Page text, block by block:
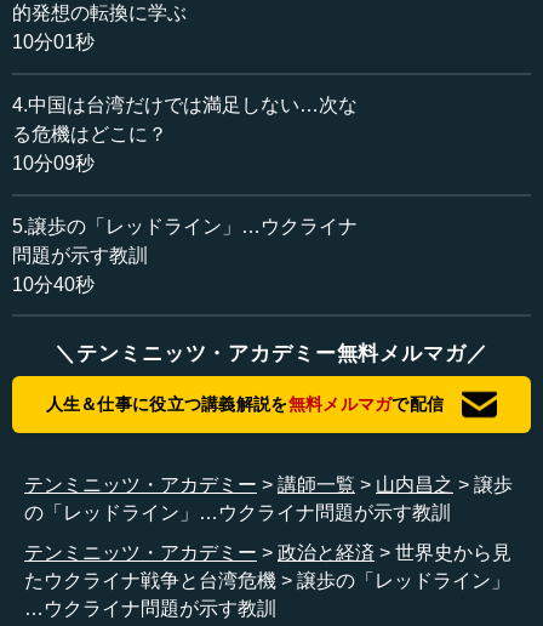
クライナは結束して支持を受けています。しかし、繰り言
かもしれませんが、せめてクリミア半島の占領の直後から
回の様子が違ったのではないかと思うのです。
これは日本においても、経済諸団体などや、あるいは日
本の中国へ進出している企業の腹のうちをもとより読むこ
とは、最終的にできません。しかし、また同時に企業倫理
として、彼ら自身がたいへん利益を享受しているところの
自由競争、あるいは民主化の原理というものがきちっとし
もと後発的に資本主義を起こした国はそうだったわけで
す。このあたりがスタンスとして分からないのが、他の日
本政府あるいは日本国民の一部ではないかと思うのです。
私自身がウクライナ有事、あるいはウクライナという離
れたところについて語るということは、それはある意味で
自分のさまざまな利益や存在の代償を伴うわけではありま
せん。しかし、台湾という、中国が大きく絡んで、そこに
おいてはっきりとした態度、あるいは立場というものをそ
れなりに迫られた場合にどうするのかというと、中国は日
的発想の転換に学ぶ
10分01秒
4.中国は台湾だけでは満足しない…次な
る危機はどこに？
10分09秒
5.譲歩の「レッドライン」…ウクライナ
問題が示す教訓
10分40秒
＼テンミニッツ・アカデミー無料メルマガ／
人生＆仕事に役立つ講義解説を無料メルマガで配信
テンミニッツ・アカデミー 講師一覧 山内昌之
譲歩
の「レッドライン」…ウクライナ問題が示す教訓
テンミニッツ・アカデミー
政治と経済
世界史から見
たウクライナ戦争と台湾危機
譲歩の「レッドライン」
…ウクライナ問題が示す教訓